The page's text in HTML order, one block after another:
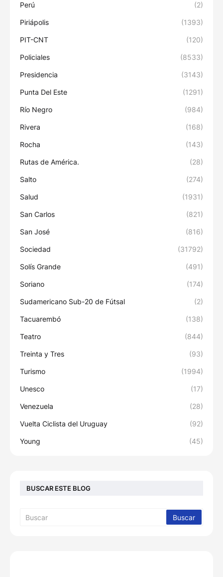
Perú (2)
Piriápolis (1393)
PIT-CNT (120)
Policiales (8533)
Presidencia (3143)
Punta Del Este (1291)
Río Negro (984)
Rivera (168)
Rocha (143)
Rutas de América. (28)
Salto (274)
Salud (1931)
San Carlos (821)
San José (816)
Sociedad (31792)
Solís Grande (491)
Soriano (174)
Sudamericano Sub-20 de Fútsal (2)
Tacuarembó (138)
Teatro (844)
Treinta y Tres (93)
Turismo (1994)
Unesco (17)
Venezuela (28)
Vuelta Ciclista del Uruguay (92)
Young (45)
BUSCAR ESTE BLOG